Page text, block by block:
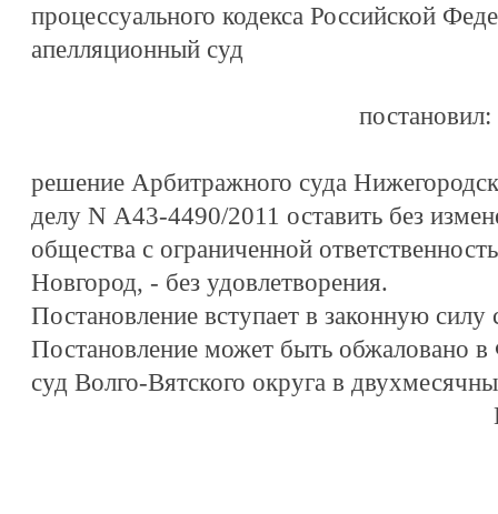
процессуального кодекса Российской
апелляционный суд
постановил:
решение Арбитражного суда
делу N А43-4490/2011 оставить без
общества с ограниченной
Новгород, - без удовлетворения.
Постановление вступает в законную силу
Постановление может быть обжаловано
суд Волго-Вятского округа в